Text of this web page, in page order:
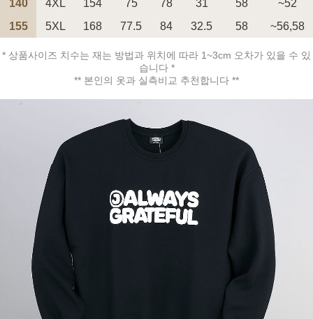
140
4XL 154 75 78 31 58
~52
155
5XL 168 77.5 84 32.5 58 ~56,58
* 상품사이즈 치수는 재는 방법과 위치에 따라 1~3cm 오차가 있을 수 있
습니다 *
** 본인의 옷과 실측비교 추천합니다 **